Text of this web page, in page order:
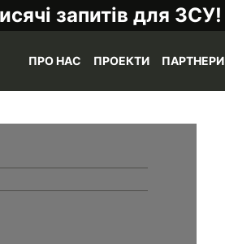
запитів для ЗСУ!
ПРО НАС ПРОЕКТИ ПАРТНЕРИ